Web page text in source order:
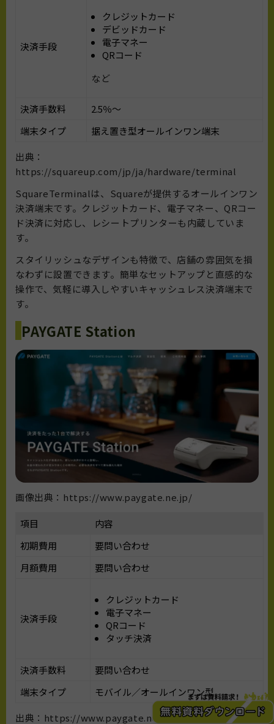
決済手段
クレジットカード
デビッドカード
電子マネー
QRコード
など
決済手数料
2.5％〜
端末タイプ
据え置き型オールインワン端末
出典：
https://squareup.com/jp/ja/hardware/terminal
SquareTerminalは、Squareが提供するオールインワン
決済端末です。クレジットカード、電子マネー、QRコー
ド決済に対応し、レシートプリンターも内蔵していま
す。
スタイリッシュなデザインも特徴で、店舗の雰囲気を損
なわずに設置できます。簡単なセットアップと直感的な
操作で、気軽に導入しやすいキャッシュレス決済端末で
す。
PAYGATE Station
画像出典：https://www.paygate.ne.jp/
項目
内容
初期費用
要問い合わせ
月額費用
要問い合わせ
決済手段
クレジットカード
電子マネー
QRコード
タッチ決済
決済手数料
要問い合わせ
端末タイプ
モバイル／オールインワン型
出典：https://www.paygate.ne.jp/